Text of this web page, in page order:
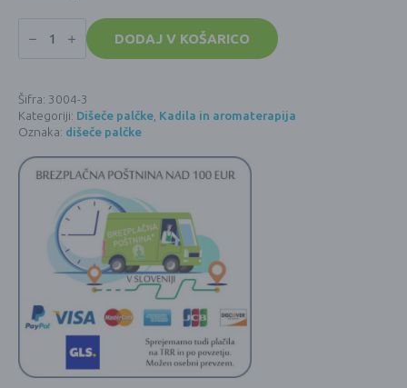
palčke
FRANKINCENSE
(Satya)
količina
DODAJ V KOŠARICO
Šifra: 3004-3
Kategoriji: Dišeče palčke, Kadila in aromaterapija
Oznaka: dišeče palčke